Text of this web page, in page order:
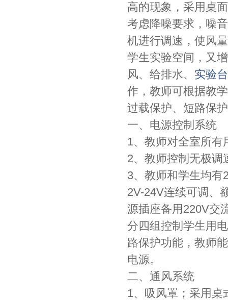
高的现象，采用桌
考虑降噪要求，噪
机进行调速，使风
学生实验空间，又
风、给排水、 实验台
作，教师可根据教
过载保护、短路保
一、电源控制系统
1、教师对全室所有
2、教师控制无极调
3、教师和学生均有
2V-24V连续可调、
源插座备用220V交
分四组控制学生用
路保护功能，教师
电源。
二、通风系统
1、吸风罩；采用桌